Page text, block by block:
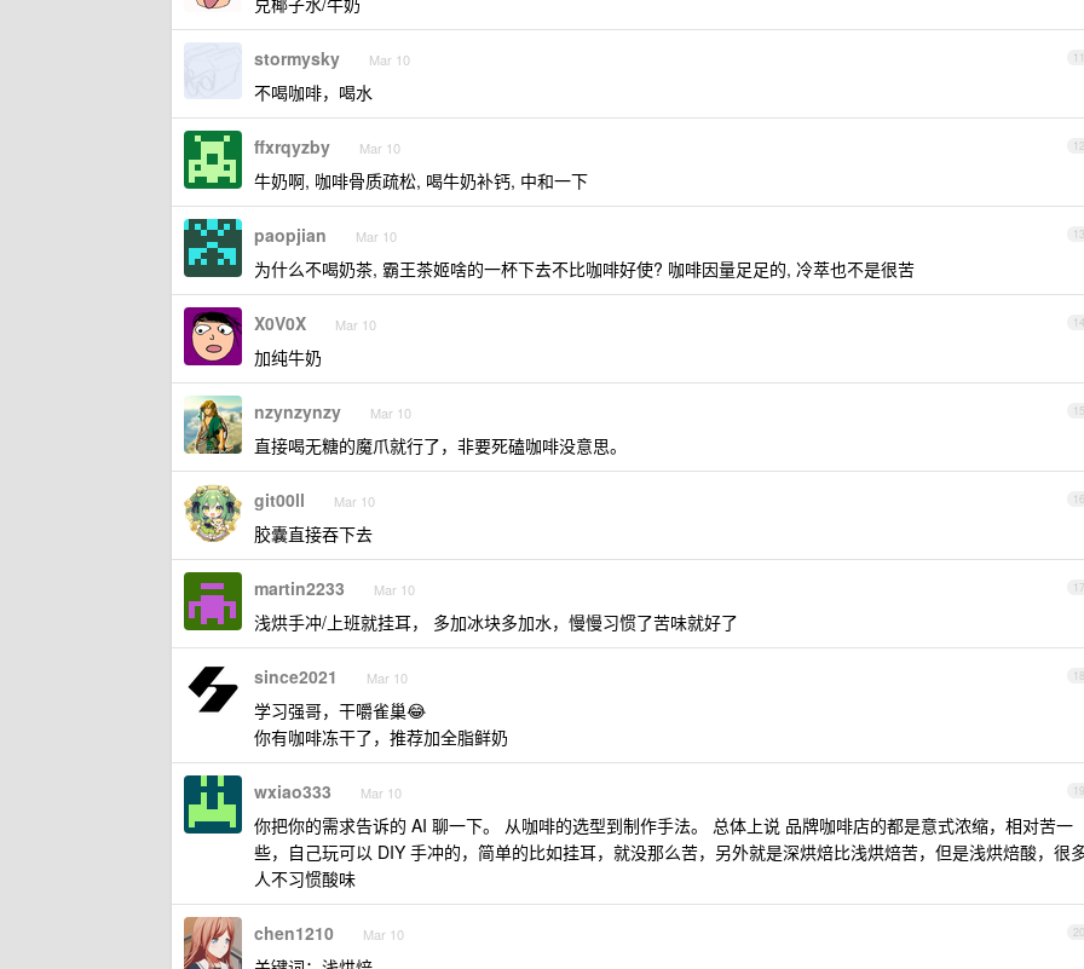
11
stormysky Mar 10
不喝咖啡，喝水
12
ffxrqyzby Mar 10
牛奶啊, 咖啡骨质疏松, 喝牛奶补钙, 中和一下
13
paopjian Mar 10
为什么不喝奶茶, 霸王茶姬啥的一杯下去不比咖啡好使? 咖啡因量足足的, 冷萃也不是很苦
14
X0V0X Mar 10
加纯牛奶
15
nzynzynzy Mar 10
直接喝无糖的魔爪就行了，非要死磕咖啡没意思。
16
git00ll Mar 10
胶囊直接吞下去
17
martin2233 Mar 10
浅烘手冲/上班就挂耳， 多加冰块多加水，慢慢习惯了苦味就好了
18
since2021 Mar 10
学习强哥，干嚼雀巢😂
你有咖啡冻干了，推荐加全脂鲜奶
19
wxiao333 Mar 10
你把你的需求告诉的 AI 聊一下。 从咖啡的选型到制作手法。 总体上说 品牌咖啡店的都是意式浓缩，相对苦一
些，自己玩可以 DIY 手冲的，简单的比如挂耳，就没那么苦，另外就是深烘焙比浅烘焙苦，但是浅烘焙酸，很
人不习惯酸味
20
chen1210 Mar 10